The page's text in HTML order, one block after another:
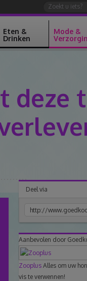
Eten &
Drinken
Mode &
deze
Deel via
Aanbevolen door
Zooplus Alles om uw
vis te verwennen!